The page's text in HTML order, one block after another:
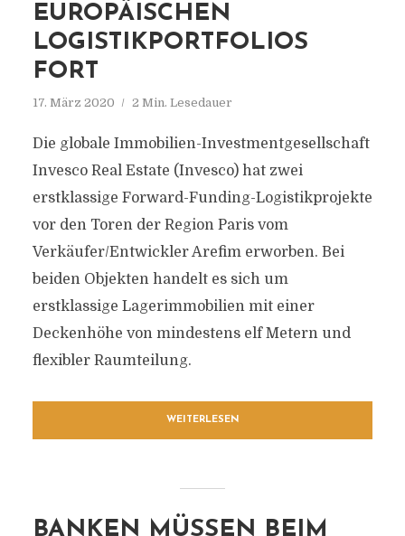
EUROPÄISCHEN
LOGISTIKPORTFOLIOS
FORT
17. März 2020 2 Min. Lesedauer
Die globale Immobilien-Investmentgesellschaft
Invesco Real Estate (Invesco) hat zwei
erstklassige Forward-Funding-Logistikprojekte
vor den Toren der Region Paris vom
Verkäufer/Entwickler Arefim erworben. Bei
beiden Objekten handelt es sich um
erstklassige Lagerimmobilien mit einer
Deckenhöhe von mindestens elf Metern und
flexibler Raumteilung.
WEITERLESEN
BANKEN MÜSSEN BEIM